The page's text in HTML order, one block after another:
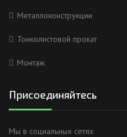
Металлоконструкции
Тонколистовой прокат
Монтаж
Присоединяйтесь
Мы в социальных сетях